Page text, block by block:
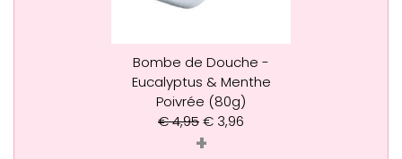
Bombe de Douche -
Eucalyptus & Menthe
Poivrée (80g)
€4,95€ 3,96
+